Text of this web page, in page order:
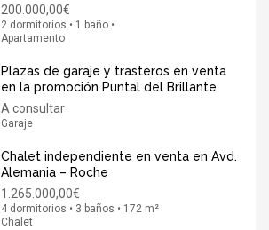
200.000,00€
2 dormitorios • 1 baño •
Apartamento
Plazas de garaje y trasteros en venta
en la promoción Puntal del Brillante
A consultar
Garaje
Chalet independiente en venta en Avd.
Alemania – Roche
1.265.000,00€
4 dormitorios • 3 baños • 172 m²
Chalet